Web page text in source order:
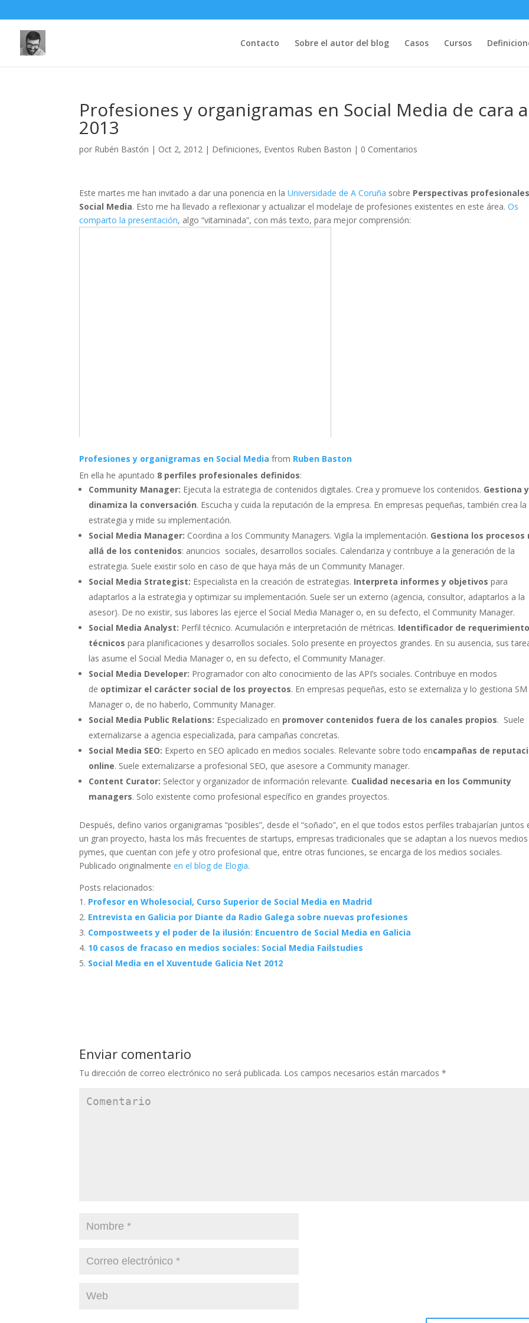
Contacto Sobre el autor del blog Casos Cursos
Profesiones y organigramas en Social Media de cara a
2013
por Rubén Bastón | Oct 2, 2012 | Definiciones, Eventos Ruben Baston | 0 Comentarios
Este martes me han invitado a dar una ponencia en laUniversidade de A Coruña sobre Perspectivas
Social Media. Esto me ha llevado a reflexionar y actualizar el modelaje de profesiones existentes en este área.Os
comparto la presentación, algo “vitaminada”, con más texto, para mejor comprensión:
Profesiones y organigramas en Social Media from Ruben Baston
En ella he apuntado 8 perfiles profesionales definidos:
Community Manager: Ejecuta la estrategia de contenidos digitales. Crea y promueve los contenidos. Gestiona y
dinamiza la conversación. Escucha y cuida la reputación de la empresa. En empresas pequeñas, también crea la
estrategia y mide su implementación.
Social Media Manager: Coordina a los Community Managers. Vigila la implementación. Gestiona los procesos
allá de los contenidos: anuncios sociales, desarrollos sociales. Calendariza y contribuye a la generación de la
estrategia. Suele existir solo en caso de que haya más de un Community Manager.
Social Media Strategist: Especialista en la creación de estrategias. Interpreta informes y objetivos para
adaptarlos a la estrategia y optimizar su implementación. Suele ser un externo (agencia, consultor, adaptarlos a la
asesor). De no existir, sus labores las ejerce el Social Media Manager o, en su defecto, el Community Manager.
Social Media Analyst: Perfil técnico. Acumulación e interpretación de métricas. Identificador de
técnicos para planificaciones y desarrollos sociales. Solo presente en proyectos grandes. En su ausencia, sus
las asume el Social Media Manager o, en su defecto, el Community Manager.
Social Media Developer: Programador con alto conocimiento de las API’s sociales. Contribuye en modos
de optimizar el carácter social de los proyectos. En empresas pequeñas, esto se externaliza y lo gestiona SM
Manager o, de no haberlo, Community Manager.
Social Media Public Relations: Especializado en promover contenidos fuera de los canales propios. Suele
externalizarse a agencia especializada, para campañas concretas.
Social Media SEO: Experto en SEO aplicado en medios sociales. Relevante sobre todo encampañas de
online. Suele externalizarse a profesional SEO, que asesore a Community manager.
Content Curator: Selector y organizador de información relevante. Cualidad necesaria en los Community
managers. Solo existente como profesional específico en grandes proyectos.
Después, defino varios organigramas “posibles”, desde el “soñado”, en el que todos estos perfiles trabajarían juntos
un gran proyecto, hasta los más frecuentes de startups, empresas tradicionales que se adaptan a los nuevos
pymes, que cuentan con jefe y otro profesional que, entre otras funciones, se encarga de los medios sociales.
Publicado originalmenteen el blog de Elogia.
Posts relacionados:
Profesor en Wholesocial, Curso Superior de Social Media en Madrid
Entrevista en Galicia por Diante da Radio Galega sobre nuevas profesiones
Compostweets y el poder de la ilusión: Encuentro de Social Media en Galicia
10 casos de fracaso en medios sociales: Social Media Failstudies
Social Media en el Xuventude Galicia Net 2012
Enviar comentario
Tu dirección de correo electrónico no será publicada. Los campos necesarios están marcados*